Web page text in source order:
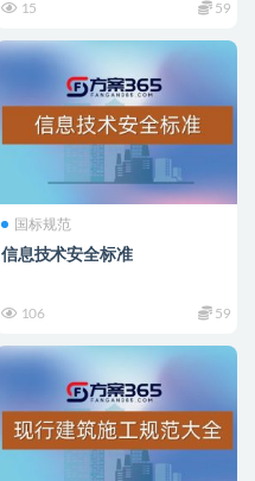
15 59
国标规范
信息技术安全标准
106 59